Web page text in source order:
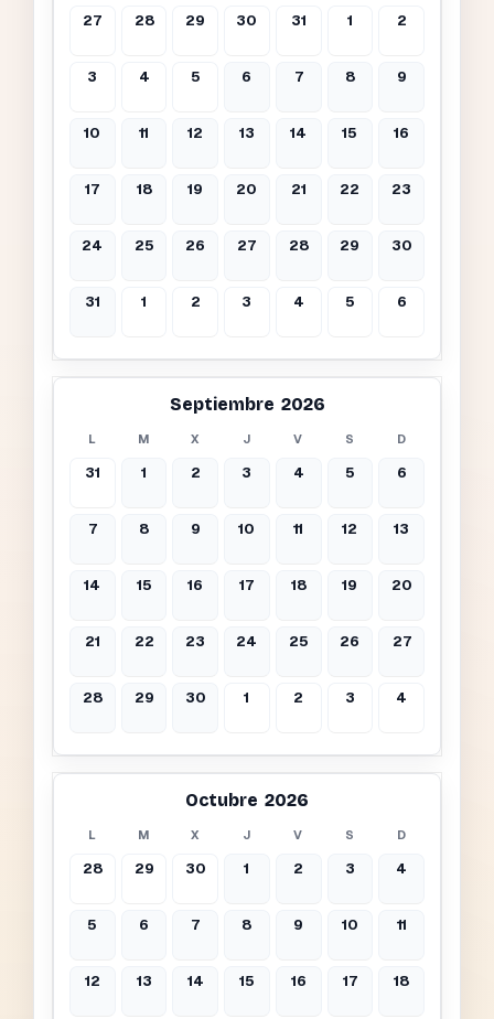
27 28 29 30 31 1 2
3 4 5 6 7 8 9
10 11 12 13 14 15 16
17 18 19 20 21 22 23
24 25 26 27 28 29 30
31 1 2 3 4 5 6
Septiembre 2026
L M X J V S D
31 1 2 3 4 5 6
7 8 9 10 11 12 13
14 15 16 17 18 19 20
21 22 23 24 25 26 27
28 29 30 1 2 3 4
Octubre 2026
L M X J V S D
28 29 30 1 2 3 4
5 6 7 8 9 10 11
12 13 14 15 16 17 18